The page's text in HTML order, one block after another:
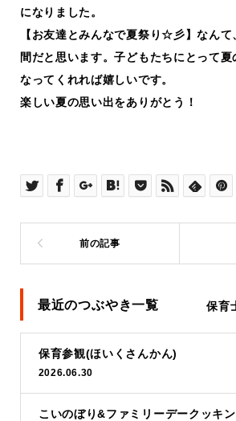
になりました。
【お友達とみんなで夏祭り☆彡】なん
間だと思います。子どもたちにとって
なってくれれば嬉しいです。
楽しい夏の思い出をありがとう！
最近のつぶやき一覧 保育
保育参観(ほいくさんかん)
2026.06.30
こいのぼり&ファミリーデークッキ